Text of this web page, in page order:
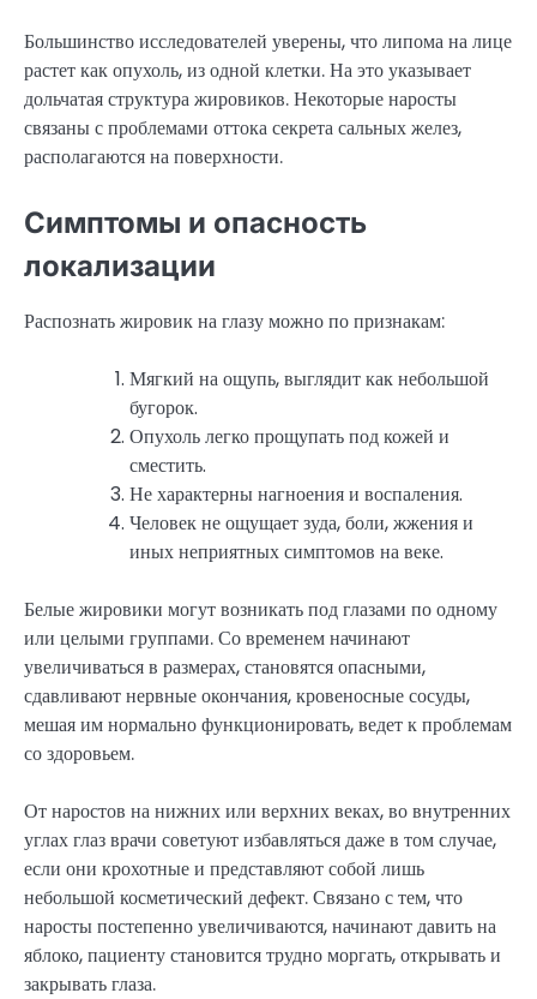
Большинство исследователей уверены, что липома на лице
растет как опухоль, из одной клетки. На это указывает
дольчатая структура жировиков. Некоторые наросты
связаны с проблемами оттока секрета сальных желез,
располагаются на поверхности.
Симптомы и опасность
локализации
Распознать жировик на глазу можно по признакам:
Мягкий на ощупь, выглядит как небольшой
бугорок.
Опухоль легко прощупать под кожей и
сместить.
Не характерны нагноения и воспаления.
Человек не ощущает зуда, боли, жжения и
иных неприятных симптомов на веке.
Белые жировики могут возникать под глазами по одному
или целыми группами. Со временем начинают
увеличиваться в размерах, становятся опасными,
сдавливают нервные окончания, кровеносные сосуды,
мешая им нормально функционировать, ведет к проблемам
со здоровьем.
От наростов на нижних или верхних веках, во внутренних
углах глаз врачи советуют избавляться даже в том случае,
если они крохотные и представляют собой лишь
небольшой косметический дефект. Связано с тем, что
наросты постепенно увеличиваются, начинают давить на
яблоко, пациенту становится трудно моргать, открывать и
закрывать глаза.